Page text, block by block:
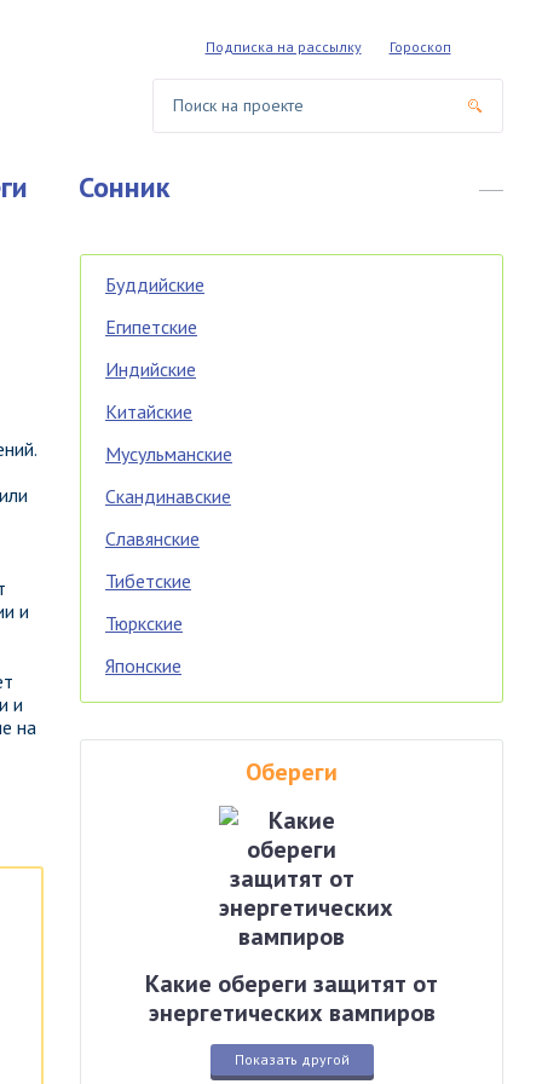
Подписка на рассылку Гороскоп
Сонник
и
и
на
Буддийские
Египетские
Индийские
Китайские
Мусульманские
Скандинавские
Славянские
Тибетские
Тюркские
Японские
Обереги
Какие обереги защитят от
энергетических вампиров
Показать другой